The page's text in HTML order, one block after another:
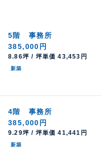
5階 事務所
385,000円
8.86坪 / 坪単価 43,453円
新築
4階 事務所
385,000円
9.29坪 / 坪単価 41,441円
新築